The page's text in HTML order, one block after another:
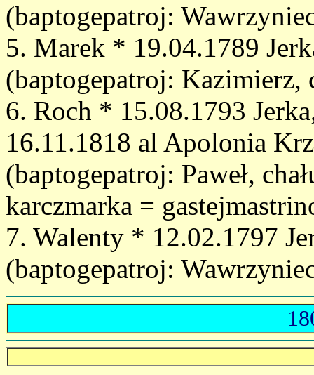
(baptogepatroj:
5. Marek * 19.04.1789
(baptogepatroj: Kazimierz,
6. Roch * 15.08.1793
16.11.1818 al Apolonia
(baptogepatroj: Paweł,
karczmarka =
7. Walenty * 12.02.1797
(baptogepatroj: